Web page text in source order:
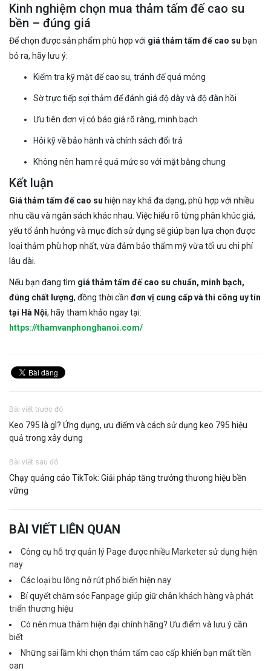
Kinh nghiệm chọn mua thảm tấm đế cao su
bền – đúng giá
Để chọn được sản phẩm phù hợp với giá thảm tấm đế cao su bạn
bỏ ra, hãy lưu ý:
Kiểm tra kỹ mặt đế cao su, tránh đế quá mỏng
Sờ trực tiếp sợi thảm để đánh giá độ dày và độ đàn hồi
Ưu tiên đơn vị có báo giá rõ ràng, minh bạch
Hỏi kỹ về bảo hành và chính sách đổi trả
Không nên ham rẻ quá mức so với mặt bằng chung
Kết luận
Giá thảm tấm đế cao su hiện nay khá đa dạng, phù hợp với nhiều
nhu cầu và ngân sách khác nhau. Việc hiểu rõ từng phân khúc giá,
yếu tố ảnh hưởng và mục đích sử dụng sẽ giúp bạn lựa chọn được
loại thảm phù hợp nhất, vừa đảm bảo thẩm mỹ vừa tối ưu chi phí
lâu dài.
Nếu bạn đang tìm giá thảm tấm đế cao su chuẩn, minh bạch,
đúng chất lượng, đồng thời cần đơn vị cung cấp và thi công uy tín
tại Hà Nội, hãy tham khảo ngay tại:
https://thamvanphonghanoi.com/
Bài viết trước đó
Keo 795 là gì? Ứng dụng, ưu điểm và cách sử dụng keo 795 hiệu
quả trong xây dựng
Bài viết sau đó
Chạy quảng cáo TikTok: Giải pháp tăng trưởng thương hiệu bền
vững
BÀI VIẾT LIÊN QUAN
Công cụ hỗ trợ quản lý Page được nhiều Marketer sử dụng hiện
nay
Các loại bu lông nở rút phổ biến hiện nay
Bí quyết chăm sóc Fanpage giúp giữ chân khách hàng và phát
triển thương hiệu
Có nên mua thảm hiện đại chính hãng? Ưu điểm và lưu ý cần
biết
Những sai lầm khi chọn thảm tấm cao cấp khiến bạn mất tiền
oan